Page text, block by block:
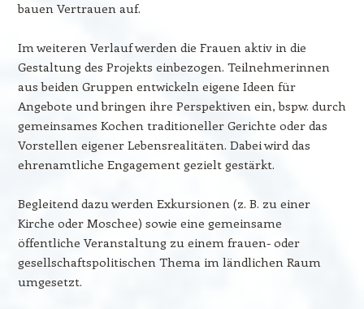
bauen Vertrauen auf.
Im weiteren Verlauf werden die Frauen aktiv in die
Gestaltung des Projekts einbezogen. Teilnehmerinnen
aus beiden Gruppen entwickeln eigene Ideen für
Angebote und bringen ihre Perspektiven ein, bspw. durch
gemeinsames Kochen traditioneller Gerichte oder das
Vorstellen eigener Lebensrealitäten. Dabei wird das
ehrenamtliche Engagement gezielt gestärkt.
Begleitend dazu werden Exkursionen (z. B. zu einer
Kirche oder Moschee) sowie eine gemeinsame
öffentliche Veranstaltung zu einem frauen- oder
gesellschaftspolitischen Thema im ländlichen Raum
umgesetzt.